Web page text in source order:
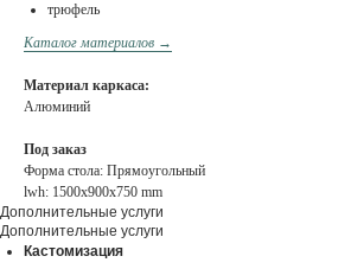
трюфель
Каталог материалов →
Материал каркаса:
Алюминий
Под заказ
Форма стола: Прямоугольный
lwh: 1500x900x750 mm
Дополнительные услуги
Дополнительные услуги
Кастомизация